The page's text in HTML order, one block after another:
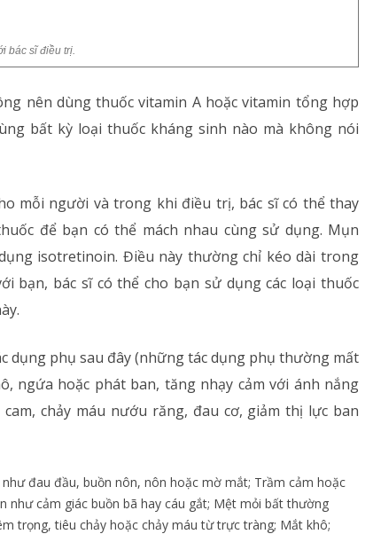
Tai – Mũi – Họng
Chẩn đoán hình ảnh
bác sĩ điều trị.
nên dùng thuốc vitamin A hoặc vitamin tổng hợp
bất kỳ loại thuốc kháng sinh nào mà không nói
mỗi người và trong khi điều trị, bác sĩ có thể thay
để bạn có thể mách nhau cùng sử dụng. Mụn
isotretinoin. Điều này thường chỉ kéo dài trong
bạn, bác sĩ có thể cho bạn sử dụng các loại thuốc
dụng phụ sau đây (những tác dụng phụ thường mất
ngứa hoặc phát ban, tăng nhạy cảm với ánh nắng
chảy máu nướu răng, đau cơ, giảm thị lực ban
đau đầu, buồn nôn, nôn hoặc mờ mắt; Trầm cảm hoặc
như cảm giác buồn bã hay cáu gắt; Mệt mỏi bất thường
trọng, tiêu chảy hoặc chảy máu từ trực tràng; Mắt khô;